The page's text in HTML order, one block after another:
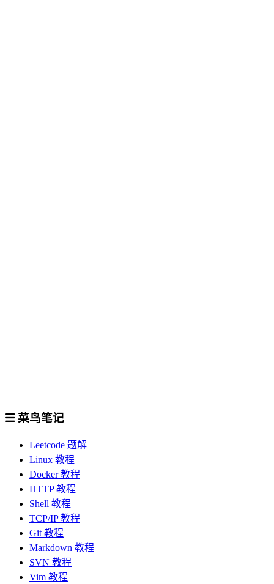
菜鸟笔记
Leetcode 题解
Linux 教程
Docker 教程
HTTP 教程
Shell 教程
TCP/IP 教程
Git 教程
Markdown 教程
SVN 教程
Vim 教程